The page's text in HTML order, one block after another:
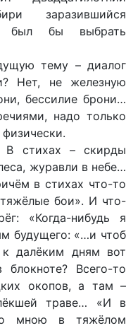
заразившийся
был бы выбрать
тему – диалог
Нет, не железную
бессилие брони…
надо только
В стихах – скирды
журавли в небе…
в стихах что-то
бои». И что-
«Когда-нибудь я
будущего: «…и чтоб
далёким дням вот
Всего-то
окопов, а там –
траве… «И в
мною в тяжёлом